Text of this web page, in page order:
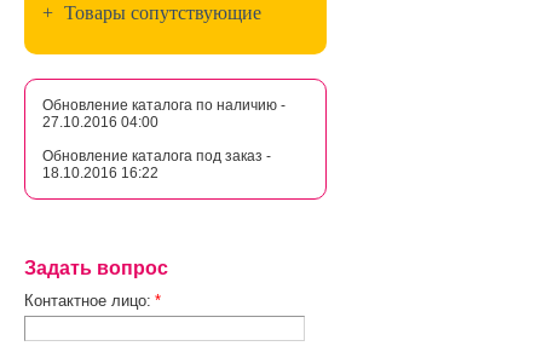
+ Товары сопутствующие
Обновление каталога по наличию -
27.10.2016 04:00
Обновление каталога под заказ -
18.10.2016 16:22
Задать вопрос
Контактное лицо: *